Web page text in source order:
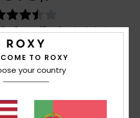
verificadasdesde Junho
2026
clientes recomendam este
produto
Conforto
TO ROXY
your country